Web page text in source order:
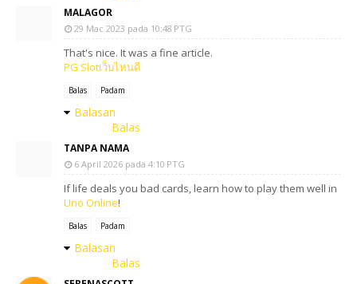
MALAGOR
29 Mac 2023 pada 10:48 PTG
That's nice. It was a fine article.
PG Slotเว็บไหนดี
Balas Padam
Balasan
Balas
TANPA NAMA
6 April 2026 pada 4:10 PTG
If life deals you bad cards, learn how to play them well in
Uno Online!
Balas Padam
Balasan
Balas